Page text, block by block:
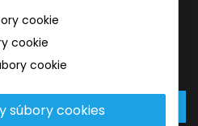
0Produkty
cookie
cookie
cookie
súbory cookies